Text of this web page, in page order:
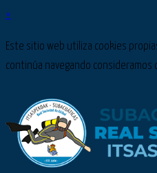
×
Este sitio web utiliza cookies
continúa navegando consideramos